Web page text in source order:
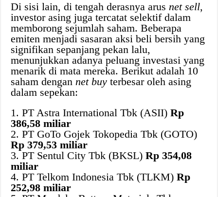
Di sisi lain, di tengah derasnya arusnet sell,
investor asing juga tercatat selektif dalam
memborong sejumlah saham. Beberapa
emiten menjadi sasaran aksi beli bersih yang
signifikan sepanjang pekan lalu,
menunjukkan adanya peluang investasi yang
menarik di mata mereka. Berikut adalah 10
saham dengannet buy terbesar oleh asing
dalam sepekan:
1. PT Astra International Tbk (ASII)Rp
386,58 miliar
2. PT GoTo Gojek Tokopedia Tbk (GOTO)
Rp 379,53 miliar
3. PT Sentul City Tbk (BKSL)Rp 354,08
miliar
4. PT Telkom Indonesia Tbk (TLKM)Rp
252,98 miliar